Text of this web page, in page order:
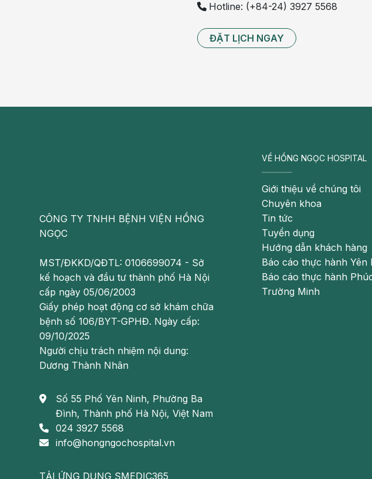
tượng như trẻ em, bà bầu… bác sĩ sẽ phổi hợp liên chi khoa với khoa Nhi,
điều trị phù hợp nhất cho người bệnh.
Nếu có nhu cầu đăng ký khám tại chuyên khoa Thận tiết niệu BV Hồng
Chuyên khoa Thận tiết niệu – BVĐK Hồng Ngọc
Số 8 Châu Văn Liêm, Nam Từ Liêm, Hà Nội
Số 55 Yên Ninh, Ba Đình, Hà Nội
Hotline: 0947.616.006
**Lưu ý:Những thông tin cung cấp trong bài viết của Bệnh viện Đa
tham khảo, không thay thế cho việc chẩn đoán hoặc điều trị y khoa.
trị. Để biết chính xác tình trạng bệnh lý cần tới các bệnh viện để
chẩn đoán và tư vấn phác đồ điều trị hợp lý.
Theo dõi fanpage của Bệnh viện Đa khoa Hồng Ngọc để biết thêm
https://www.facebook.com/BenhvienHongNgoc/
Hotline: (+84-24) 3927 5568
ĐẶT LỊCH NGAY
CÔNG TY TNHH BỆNH VIỆN HỒNG
NGỌC
MST/ĐKKD/QĐTL: 0106699074 - Sở
kế hoạch và đầu tư thành phố Hà Nội
cấp ngày 05/06/2003
Giấy phép hoạt động cơ sở khám chữa
bệnh số 106/BYT-GPHĐ. Ngày cấp:
09/10/2025
Người chịu trách nhiệm nội dung:
Dương Thành Nhân
Số 55 Phố Yên Ninh, Phường Ba
Đình, Thành phố Hà Nội, Việt Nam
024 3927 5568
info@hongngochospital.vn
TẢI ỨNG DỤNG SMEDIC365
VỀ HỒNG NGỌC HOSPITAL
Giới thiệu về chúng tôi
Chuyên khoa
Tin tức
Tuyển dụng
Hướng dẫn khách hàng
Báo cáo thực hành Yên
Báo cáo thực hành
Trường Minh